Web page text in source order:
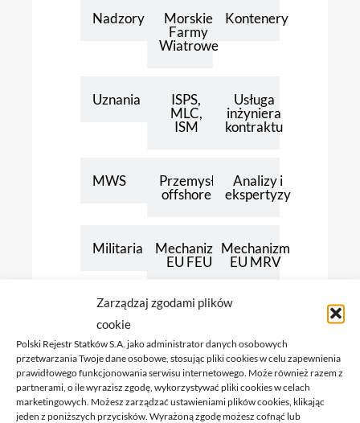
Zarządzaj zgodami plików
cookie
Polski Rejestr Statków S.A. jako administrator danych osobowych
przetwarzania Twoje dane osobowe, stosując pliki cookies w celu zapewnienia
prawidłowego funkcjonowania serwisu internetowego. Może również razem z
partnerami, o ile wyrazisz zgodę, wykorzystywać pliki cookies w celach
marketingowych. Możesz zarządzać ustawieniami plików cookies, klikając
jeden z poniższych przycisków. Wyrażoną zgodę możesz cofnąć lub
Sektor lądowy
Certyfikacja
Nadzory
Morskie
Farmy
Wiatrowe
Kontenery
Uznania
ISPS,
MLC,
ISM
Usługa
inżyniera
kontraktu
MWS
Przemysł
offshore
Analizy i
ekspertyzy
Militaria
Mechanizm
EU FEU
Mechanizm
EU MRV